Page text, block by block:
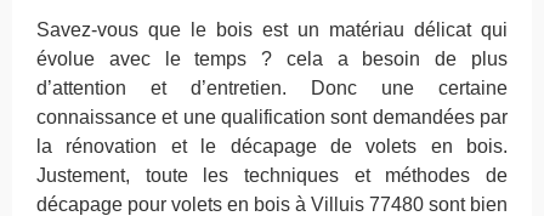
Savez-vous que le bois est un matériau délicat qui
évolue avec le temps ? cela a besoin de plus
d’attention et d’entretien. Donc une certaine
connaissance et une qualification sont demandées par
la rénovation et le décapage de volets en bois.
Justement, toute les techniques et méthodes de
décapage pour volets en bois à Villuis 77480 sont bien